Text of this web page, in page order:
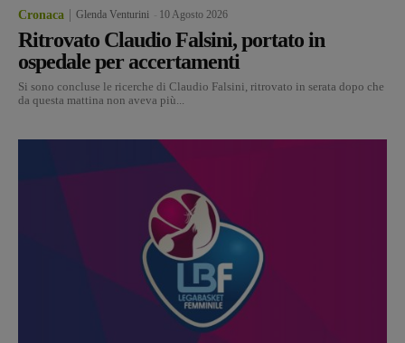
Cronaca Glenda Venturini 10 Agosto 2026
Ritrovato Claudio Falsini, portato in
ospedale per accertamenti
Si sono concluse le ricerche di Claudio Falsini, ritrovato in serata dopo che
da questa mattina non aveva più...